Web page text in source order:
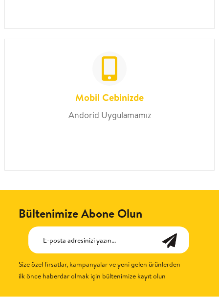
Mobil Cebinizde
Andorid Uygulamamız
Bültenimize Abone Olun
Size özel fırsatlar, kampanyalar ve yeni gelen ürünlerden
ilk önce haberdar olmak için bültenimize kayıt olun